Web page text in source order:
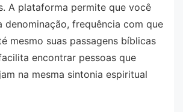
A plataforma permite que você
denominação, frequência com que
mesmo suas passagens bíblicas
encontrar pessoas que
na mesma sintonia espiritual